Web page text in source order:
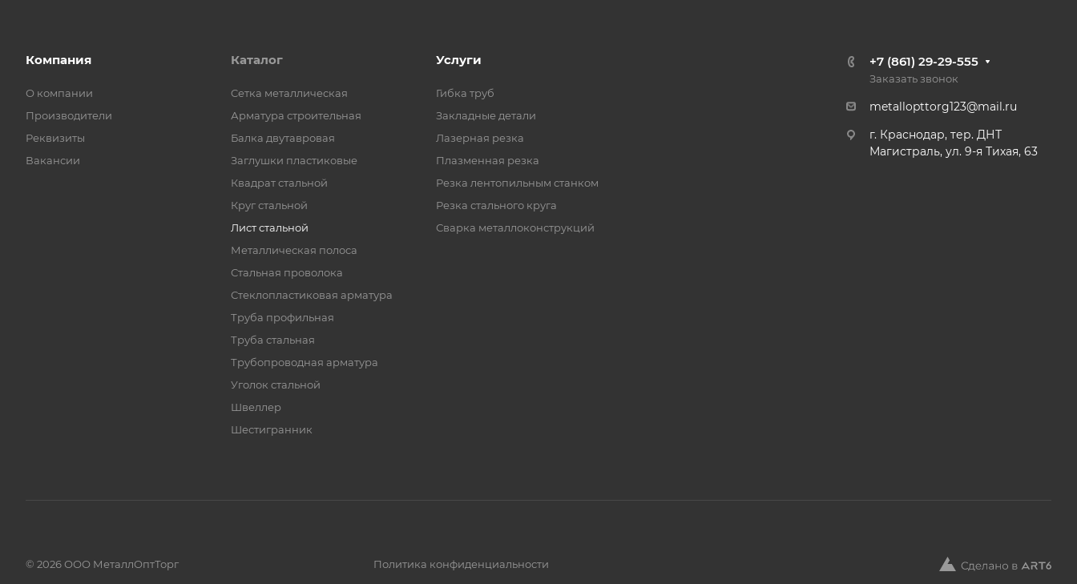
Компания
О компании
Производители
Реквизиты
Вакансии
Каталог
Cетка металлическая
Арматура строительная
Балка двутавровая
Заглушки пластиковые
Квадрат стальной
Круг стальной
Лист стальной
Металлическая полоса
Стальная проволока
Стеклопластиковая арматура
Труба профильная
Труба стальная
Трубопроводная арматура
Уголок стальной
Швеллер
Шестигранник
Услуги
Гибка труб
Закладные детали
Лазерная резка
Плазменная резка
Резка лентопильным станком
Резка стального круга
Сварка металлоконструкций
+7 (861) 29-29-555
Заказать звонок
metallopttorg123@mail.ru
г. Краснодар, тер. ДНТ
Магистраль, ул. 9-я Тихая, 63
© 2026 ООО МеталлОптТорг Политика конфиденциальности